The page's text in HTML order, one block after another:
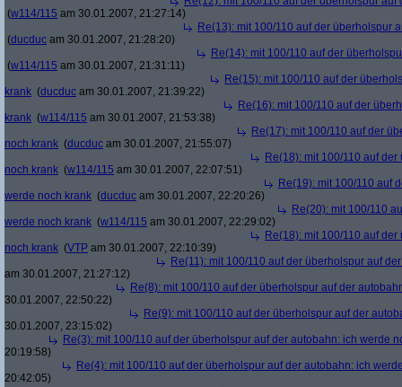
(w114/115 am 30.01.2007, 21:27:14)
Re(13): mit 100/110 auf der überholspur
(ducduc am 30.01.2007, 21:28:20)
Re(14): mit 100/110 auf der
(w114/115 am 30.01.2007, 21:31:11)
Re(15): mit 100/110 auf der
krank (ducduc am 30.01.2007, 21:39:22)
Re(16): mit 100/110 auf der
krank (w114/115 am 30.01.2007, 21:53:38)
Re(17): mit 100/110 auf der
noch krank (ducduc am 30.01.2007, 21:55:07)
Re(18): mit 100/110 auf
noch krank (w114/115 am 30.01.2007, 22:07:51)
Re(19): mit 100/110 auf
werde noch krank (ducduc am 30.01.2007, 22:20:26)
Re(20): mit 100/110
werde noch krank (w114/115 am 30.01.2007, 22:29:02)
Re(18): mit 100/110 auf
noch krank (VTP am 30.01.2007, 22:10:39)
Re(11): mit 100/110 auf der überholspur auf
am 30.01.2007, 21:27:12)
Re(8): mit 100/110 auf der überholspur auf der
30.01.2007, 22:50:22)
Re(9): mit 100/110 auf der überholspur auf der
30.01.2007, 23:15:02)
Re(3): mit 100/110 auf der überholspur auf der autobahn: ich werde
20:19:58)
Re(4): mit 100/110 auf der überholspur auf der autobahn: ich
20:42:05)